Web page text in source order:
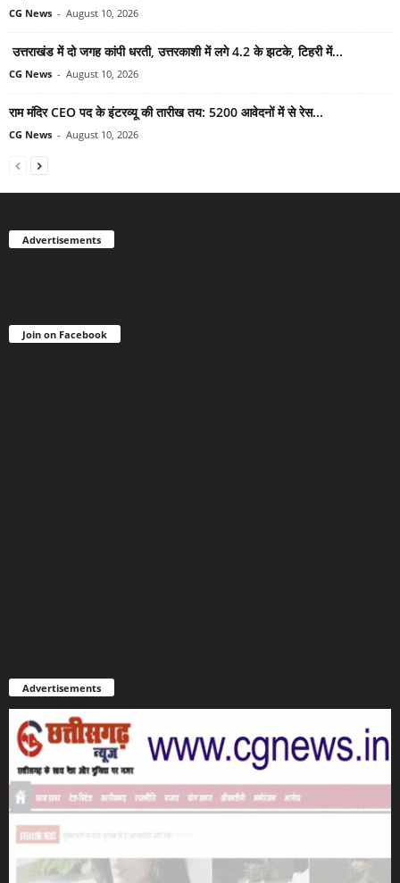
CG News - August 10, 2026
उत्तराखंड में दो जगह कांपी धरती, उत्तरकाशी में लगे 4.2 के झटके, टिहरी में...
CG News - August 10, 2026
राम मंदिर CEO पद के इंटरव्यू की तारीख तय: 5200 आवेदनों में से रेस...
CG News - August 10, 2026
Advertisements
Join on Facebook
Advertisements